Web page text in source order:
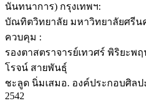
นันทนาการ) กรุงเทพฯ:
บัณทิตวิทยาลัย มหาวิทยาลัยศรี
ควบคุม :
รองตาสตราจารย์เทวศร์ พิริยะพ
โรจน์ สายพันธุ์
ชะลูด นิ่มเสมอ. องค์ประกอบศิล
2542